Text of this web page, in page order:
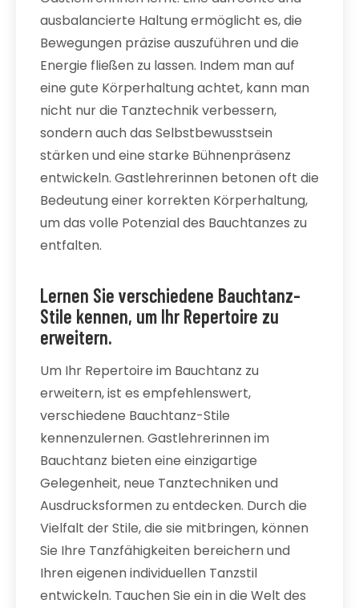
ausbalancierte Haltung ermöglicht es, die
Bewegungen präzise auszuführen und die
Energie fließen zu lassen. Indem man auf
eine gute Körperhaltung achtet, kann man
nicht nur die Tanztechnik verbessern,
sondern auch das Selbstbewusstsein
stärken und eine starke Bühnenpräsenz
entwickeln. Gastlehrerinnen betonen oft die
Bedeutung einer korrekten Körperhaltung,
um das volle Potenzial des Bauchtanzes zu
entfalten.
Lernen Sie verschiedene Bauchtanz-
Stile kennen, um Ihr Repertoire zu
erweitern.
Um Ihr Repertoire im Bauchtanz zu
erweitern, ist es empfehlenswert,
verschiedene Bauchtanz-Stile
kennenzulernen. Gastlehrerinnen im
Bauchtanz bieten eine einzigartige
Gelegenheit, neue Tanztechniken und
Ausdrucksformen zu entdecken. Durch die
Vielfalt der Stile, die sie mitbringen, können
Sie Ihre Tanzfähigkeiten bereichern und
Ihren eigenen individuellen Tanzstil
entwickeln. Tauchen Sie ein in die Welt des